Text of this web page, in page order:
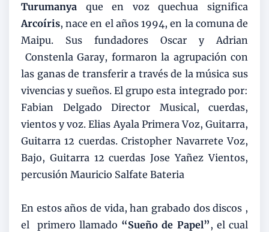
Turumanya que en voz quechua significa
Arcoíris, nace en el años 1994, en la comuna de
Maipu. Sus fundadores Oscar y Adrian
Constenla Garay, formaron la agrupación con
las ganas de transferir a través de la música sus
vivencias y sueños. El grupo esta integrado por:
Fabian Delgado Director Musical, cuerdas,
vientos y voz. Elias Ayala Primera Voz, Guitarra,
Guitarra 12 cuerdas. Cristopher Navarrete Voz,
Bajo, Guitarra 12 cuerdas Jose Yañez Vientos,
percusión Mauricio Salfate Bateria
En estos años de vida, han grabado dos discos ,
el primero llamado “Sueño de Papel”, el cual